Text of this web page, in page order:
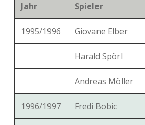
Jahr Spieler
1995/1996 Giovane Elber
Harald Spörl
Andreas Möller
1996/1997 Fredi Bobic